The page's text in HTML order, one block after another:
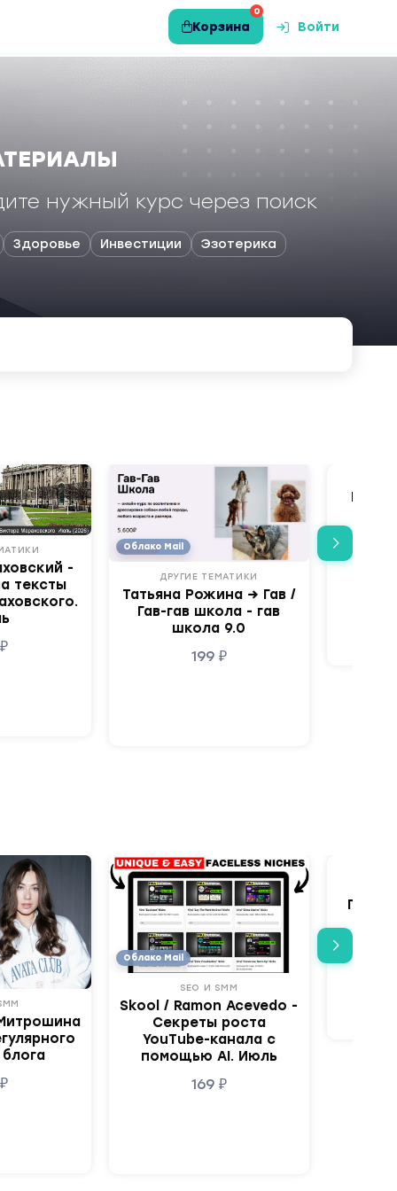
0
Корзина Войти
нужный курс через поиск
Здоровье Инвестиции Эзотерика
-
тексты
₽
Облако Mail
ДРУГИЕ ТЕМАТИКИ
Татьяна Рожина → Гав /
Гав-гав школа - гав
школа 9.0
199 ₽
МИФ
₽
Облако Mail
SEO И SMM
Skool / Ramon Acevedo -
Секреты роста
YouTube-канала с
помощью AI. Июль
169 ₽